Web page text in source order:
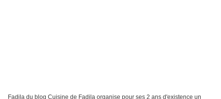
Fadila du blog Cuisine de Fadila organise pour ses 2 ans d'existence un